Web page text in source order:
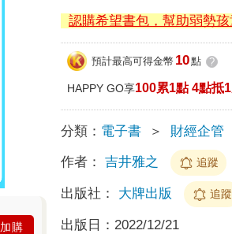
加購
認購希望書包，幫助弱勢孩
預計最高可得金幣 10點 ?
HAPPY GO享100累1點 4點抵
分類： 電子書 ＞ 財經企管
作者： 吉井雅之 追蹤
出版社： 大牌出版 追蹤
出版日： 2022/12/21